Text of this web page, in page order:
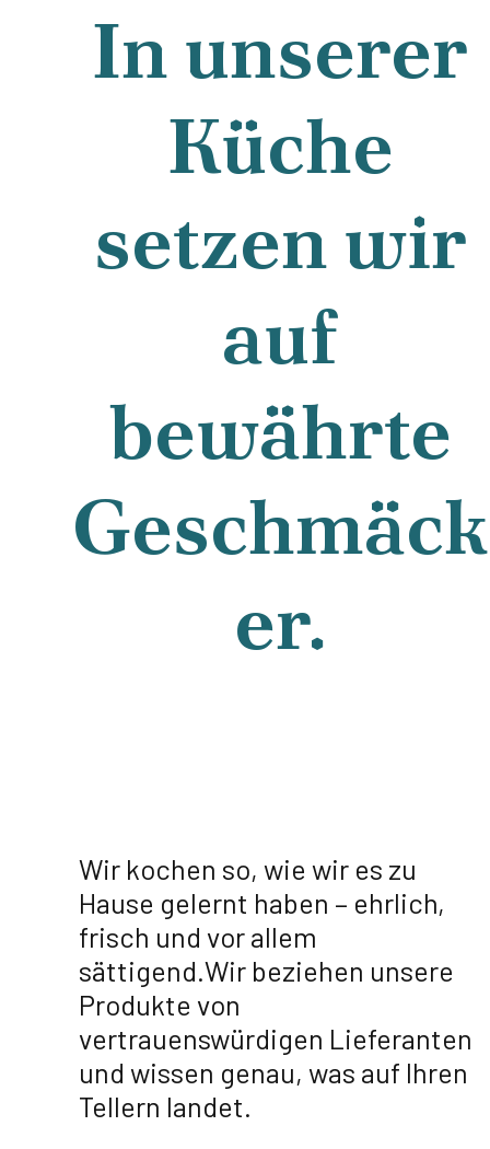
In unserer
Küche
setzen wir
auf
bewährte
Geschmäck
er.
Wir kochen so, wie wir es zu
Hause gelernt haben – ehrlich,
frisch und vor allem
sättigend.Wir beziehen unsere
Produkte von
vertrauenswürdigen Lieferanten
und wissen genau, was auf Ihren
Tellern landet.